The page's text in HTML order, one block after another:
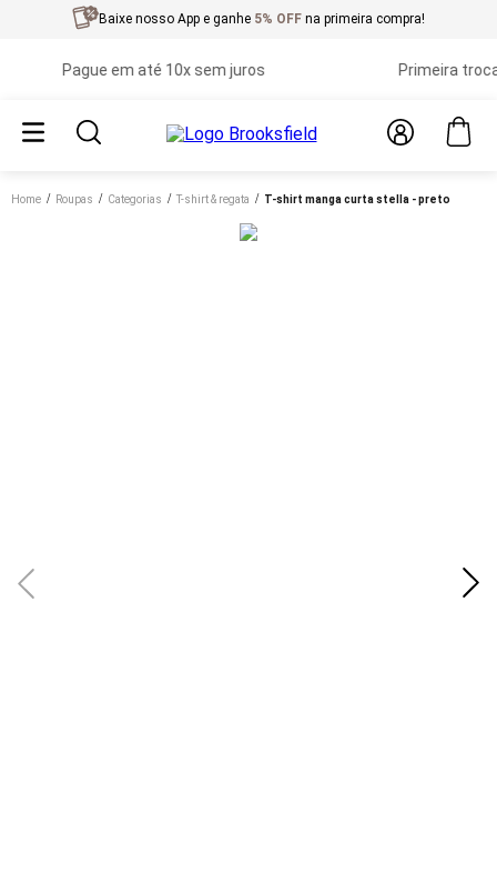
Baixe nosso App e ganhe 5% OFF na primeira compra!
Pague em até 10x sem juros Primeira troca
Home roupas categorias t-shirt & regata t-shirt manga curta stella - preto